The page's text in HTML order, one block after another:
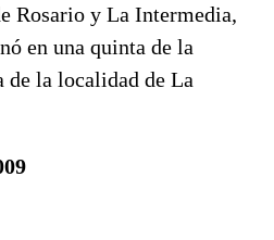
Rosario y La Intermedia,
en una quinta de la
la localidad de La